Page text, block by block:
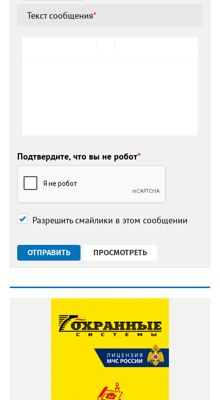
Текст сообщения*
Подтвердите, что вы не робот*
Разрешить смайлики в этом сообщении